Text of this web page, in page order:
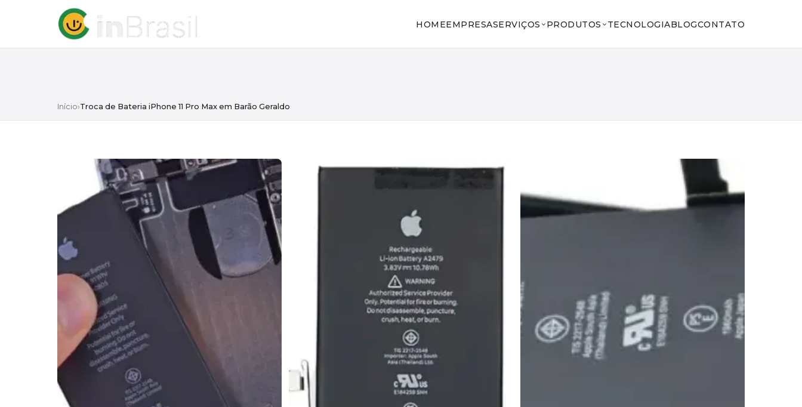
HOMEEMPRESASERVIÇOS PRODUTOS TECNOLOGIABLOGCONTATO
Início›Troca de Bateria iPhone 11 Pro Max em Barão Geraldo